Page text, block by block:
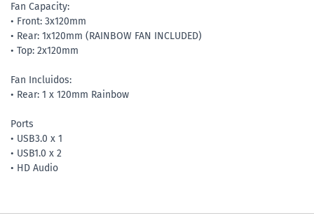
Fan Capacity:
• Front: 3x120mm
• Rear: 1x120mm (RAINBOW FAN INCLUDED)
• Top: 2x120mm
Fan Incluidos:
• Rear: 1 x 120mm Rainbow
Ports
• USB3.0 x 1
• USB1.0 x 2
• HD Audio